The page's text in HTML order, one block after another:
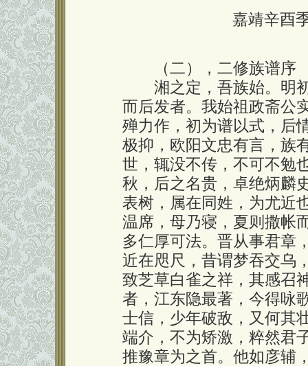
嘉靖辛
（二），二修族谱序
湘之定，吾族始。明初
而后发者。我始祖政斋公
殚力作，初为谱以式，后
极抑，欧阳文忠有言，族
世，辄没不传，不可不勉
秋，后之名贵，卓绝炳麟
表树，属在同姓，为尤近
温席，母乃寝，夏则撒帐
多仁厚可法。晋从事君章
近在咫尺，昔谓梦吞交乌
致芝草白雀之祥，其感召
者，江东隐最著，今得咏
士信，少年破敌，又何其
端介，不为矫激，粹然君
推豫章为之首。他如彦辅